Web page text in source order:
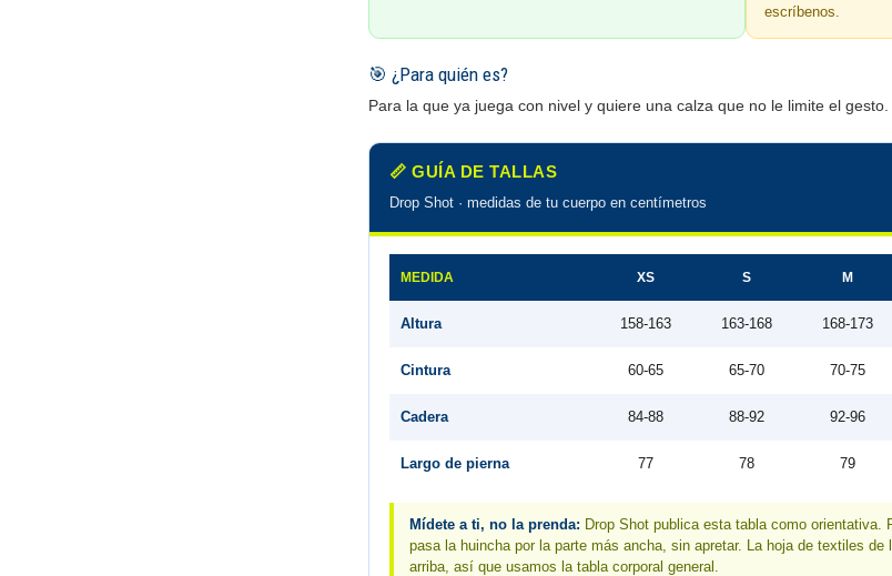
escríbenos.
🎯 ¿Para quién es?
Para la que ya juega con nivel y quiere una calza que no le limite el gesto.
📏 GUÍA DE TALLAS
Drop Shot · medidas de tu cuerpo en centímetros
MEDIDA XS S M
Altura 158-163 163-168 168-173
Cintura 60-65 65-70 70-75
Cadera 84-88 88-92 92-96
Largo de pierna 77 78 79
Mídete a ti, no la prenda: Drop Shot publica esta tabla como orientativa.
pasa la huincha por la parte más ancha, sin apretar. La hoja de textiles de
arriba, así que usamos la tabla corporal general.